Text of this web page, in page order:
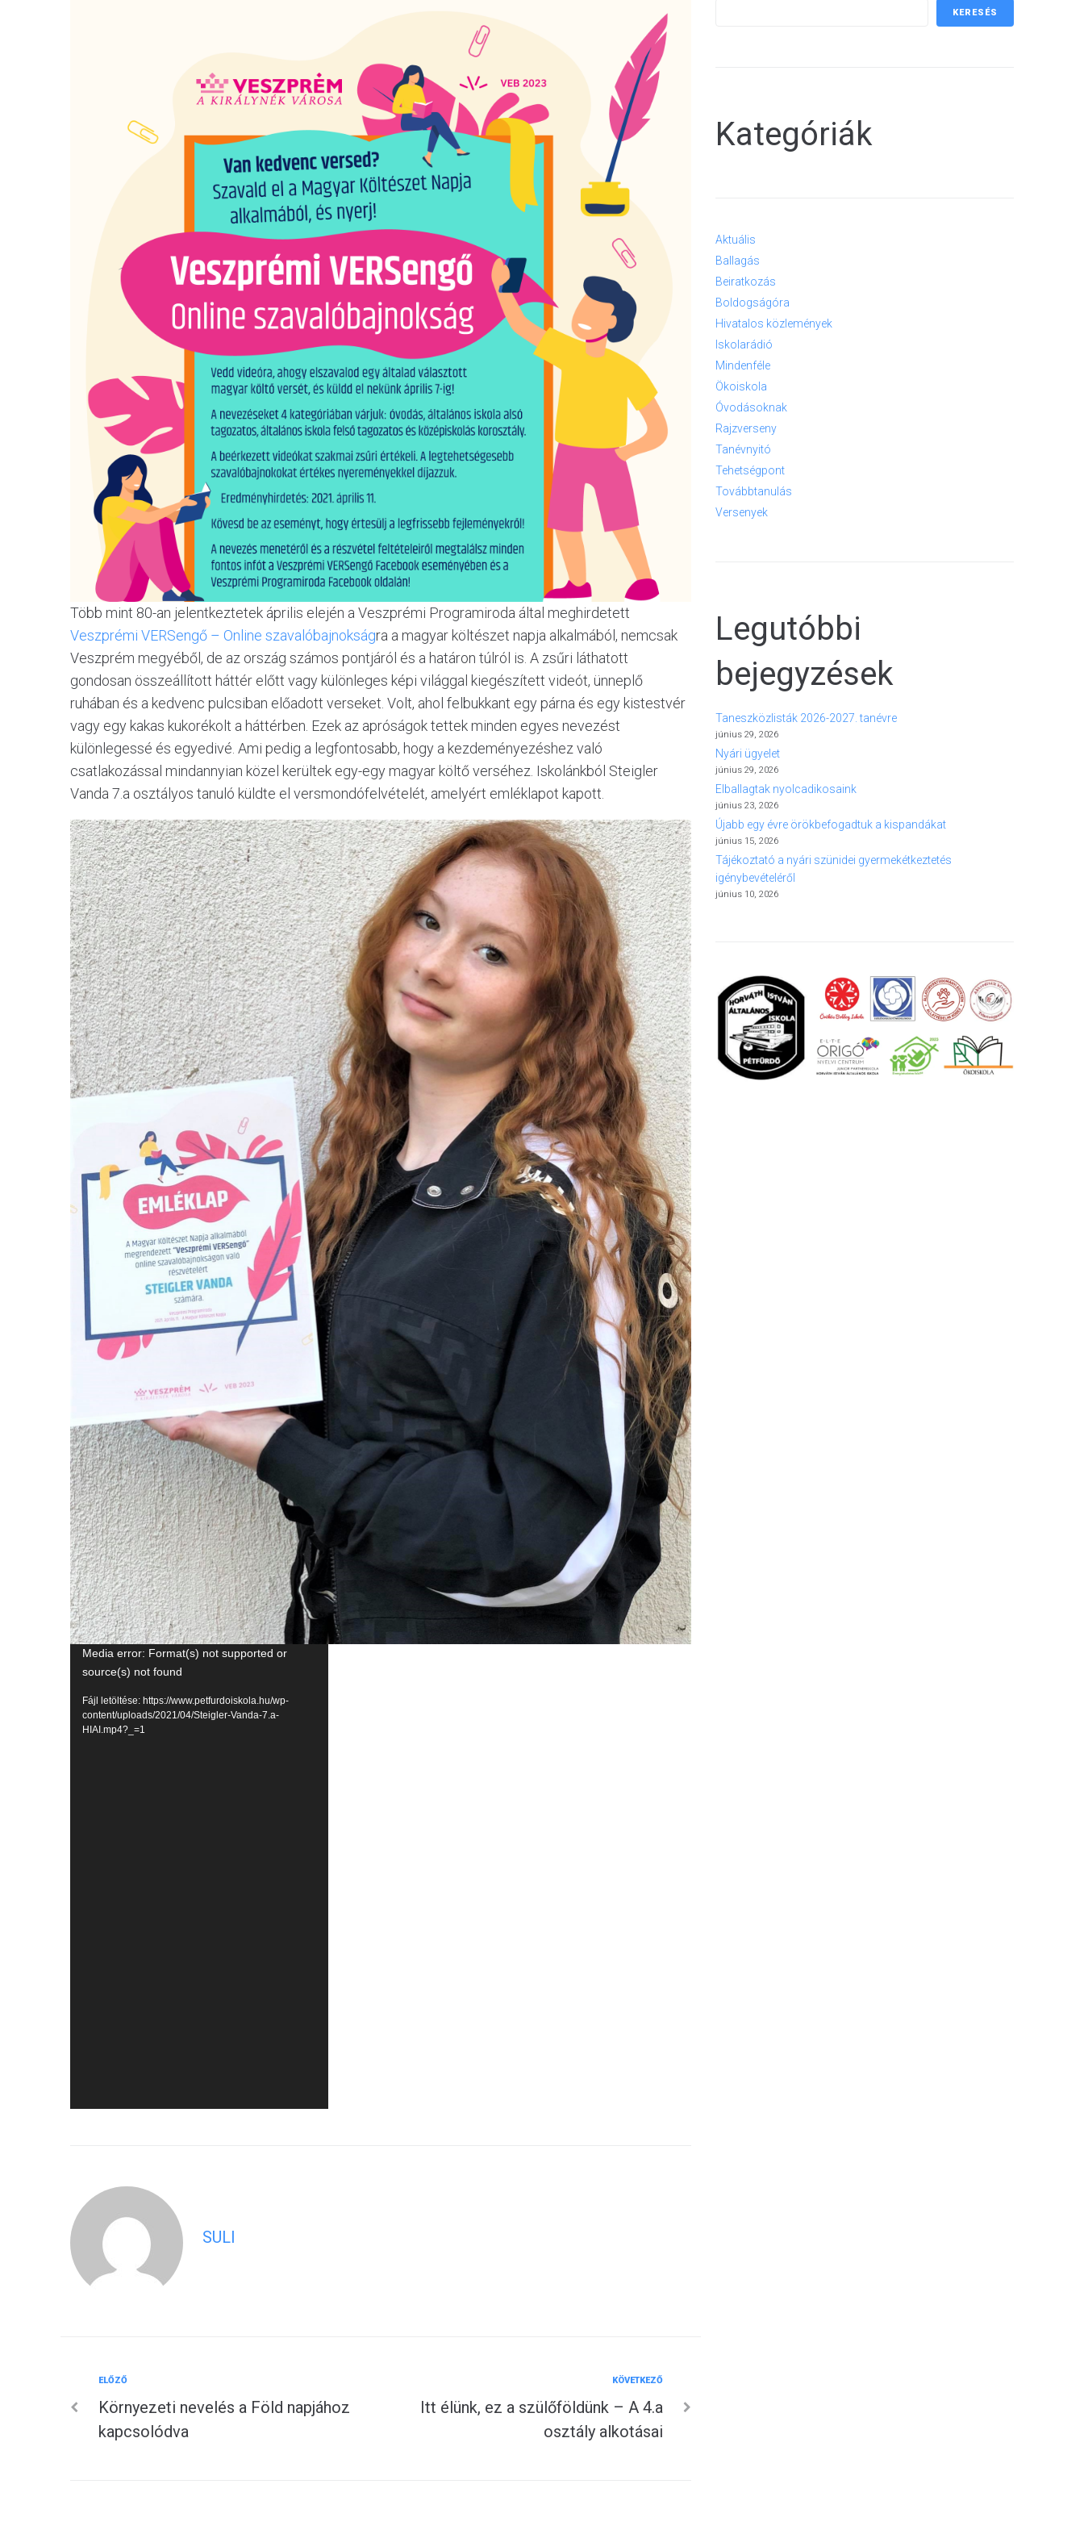
Több mint 80-an jelentkeztetek április elején a Veszprémi Programiroda által meghirdetett
Veszprémi VERSengő – Online szavalóbajnokságra a magyar költészet napja alkalmából, nemcsak
Veszprém megyéből, de az ország számos pontjáról és a határon túlról is. A zsűri láthatott
gondosan összeállított háttér előtt vagy különleges képi világgal kiegészített videót, ünneplő
ruhában és a kedvenc pulcsiban előadott verseket. Volt, ahol felbukkant egy párna és egy kistestvér
vagy egy kakas kukorékolt a háttérben. Ezek az apróságok tettek minden egyes nevezést
különlegessé és egyedivé. Ami pedig a legfontosabb, hogy a kezdeményezéshez való
csatlakozással mindannyian közel kerültek egy-egy magyar költő verséhez. Iskolánkból Steigler
Vanda 7.a osztályos tanuló küldte el versmondófelvételét, amelyért emléklapot kapott.
Videólejátszó
Media error: Format(s) not supported or
source(s) not found
Fájl letöltése: https://www.petfurdoiskola.hu/wp-
content/uploads/2021/04/Steigler-Vanda-7.a-
HIAI.mp4?_=1
SULI
Bejegyzés
navigáció
Előző
ELŐZŐ
Környezeti nevelés a Föld napjához
kapcsolódva
KÖVETKEZŐ
Itt élünk, ez a szülőföldünk – A 4.a
osztály alkotásai
KERESÉS
Kategóriák
Aktuális
Ballagás
Beiratkozás
Boldogságóra
Hivatalos közlemények
Iskolarádió
Mindenféle
Ökoiskola
Óvodásoknak
Rajzverseny
Tanévnyitó
Tehetségpont
Továbbtanulás
Versenyek
Legutóbbi
bejegyzések
Taneszközlisták 2026-2027. tanévre
június 29, 2026
Nyári ügyelet
június 29, 2026
Elballagtak nyolcadikosaink
június 23, 2026
Újabb egy évre örökbefogadtuk a kispandákat
június 15, 2026
Tájékoztató a nyári szünidei gyermekétkeztetés
igénybevételéről
június 10, 2026